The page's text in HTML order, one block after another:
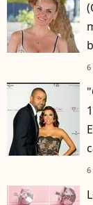
6
6